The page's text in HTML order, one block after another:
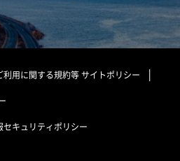
利用に関する規約等サイトポリシー
セキュリティポリシー